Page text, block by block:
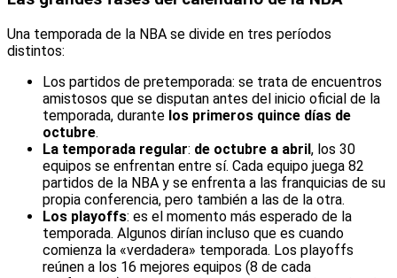
Una temporada de la NBA se divide en tres períodos
distintos:
Los partidos de pretemporada: se trata de encuentros
amistosos que se disputan antes del inicio oficial de la
temporada, durante los primeros quince días de
octubre.
La temporada regular: de octubre a abril, los 30
equipos se enfrentan entre sí. Cada equipo juega 82
partidos de la NBA y se enfrenta a las franquicias de su
propia conferencia, pero también a las de la otra.
Los playoffs: es el momento más esperado de la
temporada. Algunos dirían incluso que es cuando
comienza la «verdadera» temporada. Los playoffs
reúnen a los 16 mejores equipos (8 de cada